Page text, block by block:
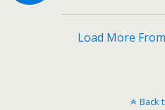
Load More
Back